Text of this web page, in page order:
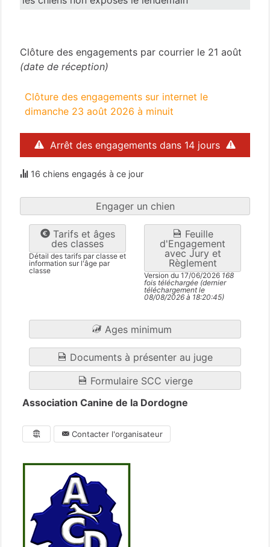
Clôture des engagements par courrier le 21 août
(date de réception)
Clôture des engagements sur internet le
dimanche 23 août 2026 à minuit
Arrêt des engagements dans 14 jours
16 chiens engagés à ce jour
Engager un chien
Tarifs et âges
des classes
Détail des tarifs par classe et
information sur l'âge par
classe
Feuille
d'Engagement
avec Jury et
Règlement
Version du 17/06/2026 168
fois téléchargée (dernier
téléchargement le
08/08/2026 à 18:20:45)
Ages minimum
Documents à présenter au juge
Formulaire SCC vierge
Association Canine de la Dordogne
Contacter l'organisateur